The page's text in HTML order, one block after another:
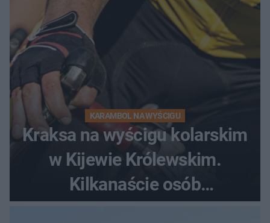
KARAMBOL NA WYŚCIGU
Kraksa na wyścigu kolarskim
w Kijewie Królewskim.
Kilkanaście osób
poszkodowanych, lądował